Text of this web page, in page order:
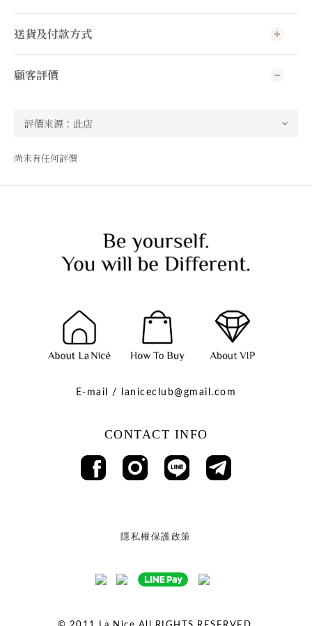
送貨及付款方式
顧客評價
尚未有任何評價
E-mail / laniceclub@gmail.com
CONTACT INFO
隱私權保護政策